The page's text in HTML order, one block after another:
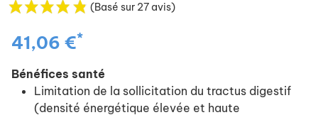
(Basé sur 27 avis)
41,06 €*
Bénéfices santé
Limitation de la sollicitation du tractus digestif
(densité énergétique élevée et haute